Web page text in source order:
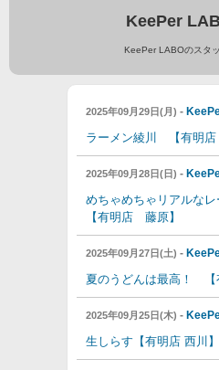
KeePer
KeePer LABOのスタ
2025年09月29日(月) -
ラーメン綾川 【有明店
2025年09月28日(日) -
めちゃめちゃリアルな
【有明店 藤原】
2025年09月27日(土) -
夏のうどんは最高！ 【
2025年09月25日(木) -
生しらす【有明店 西川】